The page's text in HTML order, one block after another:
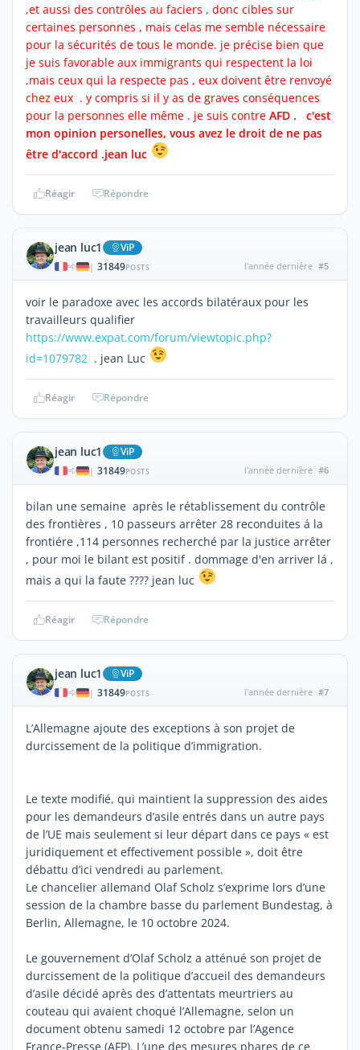
,et aussi des contrôles au faciers , donc cibles sur
certaines personnes , mais celas me semble nécessaire
pour la sécurités de tous le monde. je précise bien que
je suis favorable aux immigrants qui respectent la loi
,mais ceux qui la respecte pas , eux doivent être renvoyé
chez eux . y compris si il y as de graves conséquences
pour la personnes elle même . je suis contre AFD . c'est
mon opinion personelles, vous avez le droit de ne pas
être d'accord .jean luc
Réagir Répondre
jean luc1 ViP
| 31849POSTS l'année dernière #5
voir le paradoxe avec les accords bilatéraux pour les
travailleurs qualifier
https://www.expat.com/forum/viewtopic.php?
id=1079782 . jean Luc
Réagir Répondre
jean luc1 ViP
| 31849POSTS l'année dernière #6
bilan une semaine après le rétablissement du contrôle
des frontières , 10 passeurs arrêter 28 reconduites á la
frontiére ,114 personnes recherché par la justice arrêter
, pour moi le bilant est positif . dommage d'en arriver lá ,
mais a qui la faute ???? jean luc
Réagir Répondre
jean luc1 ViP
| 31849POSTS l'année dernière #7
L’Allemagne ajoute des exceptions à son projet de
durcissement de la politique d’immigration.
Le texte modifié, qui maintient la suppression des aides
pour les demandeurs d’asile entrés dans un autre pays
de l’UE mais seulement si leur départ dans ce pays « est
juridiquement et effectivement possible », doit être
débattu d’ici vendredi au parlement.
Le chancelier allemand Olaf Scholz s’exprime lors d’une
session de la chambre basse du parlement Bundestag, à
Berlin, Allemagne, le 10 octobre 2024.
Le gouvernement d’Olaf Scholz a atténué son projet de
durcissement de la politique d’accueil des demandeurs
d’asile décidé après des d’attentats meurtriers au
couteau qui avaient choqué l’Allemagne, selon un
document obtenu samedi 12 octobre par l’Agence
France-Presse (AFP). L’une des mesures phares de ce